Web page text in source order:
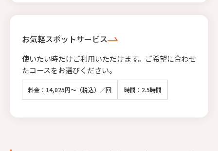
お気軽スポットサービス
使いたい時だけご利用いただけます。ご希望に合わせ
たコースをお選びください。
料金：14,025円～（税込）／回 時間：2.5時間